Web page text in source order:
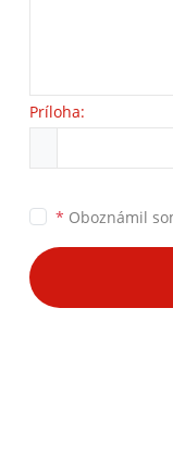
Príloha:
* Oboznámil